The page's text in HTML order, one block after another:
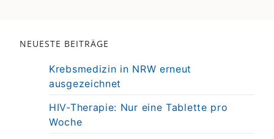
NEUESTE BEITRÄGE
Krebsmedizin in NRW erneut
ausgezeichnet
HIV-Therapie: Nur eine Tablette pro
Woche